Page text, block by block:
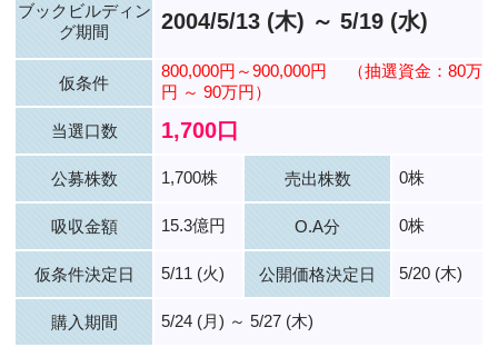
ブックビルディン
グ期間
2004/5/13 (木) ～ 5/19 (水)
仮条件
800,000円～900,000円
（抽選資金：80万
円 ～ 90万円）
当選口数 1,700口
公募株数 1,700株 売出株数 0株
吸収金額 15.3億円 O.A分 0株
仮条件決定日 5/11 (火) 公開価格決定日 5/20 (木)
購入期間 5/24 (月) ～ 5/27 (木)